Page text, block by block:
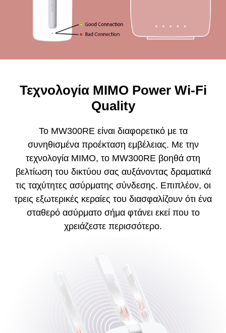
Τεχνολογία MIMO Power Wi-Fi
Quality
Το MW300RE είναι διαφορετικό με τα
συνηθισμένα προέκταση εμβέλειας. Με την
τεχνολογία MIMO, το MW300RE βοηθά στη
βελτίωση του δικτύου σας αυξάνοντας δραματικά
τις ταχύτητες ασύρματης σύνδεσης. Επιπλέον, οι
τρεις εξωτερικές κεραίες του διασφαλίζουν ότι ένα
σταθερό ασύρματο σήμα φτάνει εκεί που το
χρειάζεστε περισσότερο.